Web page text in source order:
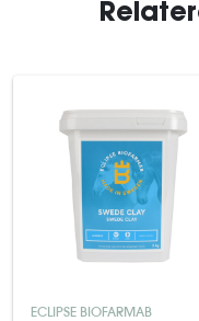
ECLIPSE BIOFARMAB